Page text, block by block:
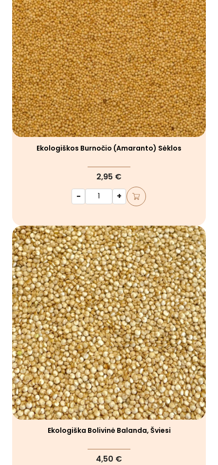
Ekologiškos Burnočio (amaranto) Sėklos
2,95 €
-
+
Ekologiška Bolivinė Balanda, Šviesi
4,50 €